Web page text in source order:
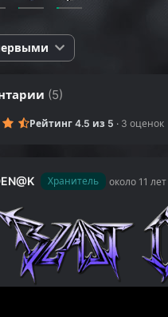
(5)
Рейтинг 4.5 из 5 · 3 оценок
Хранитель около 11